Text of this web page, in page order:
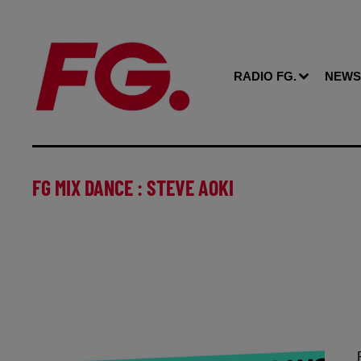
RADIO FG. NEWS
FG MIX DANCE : STEVE AOKI